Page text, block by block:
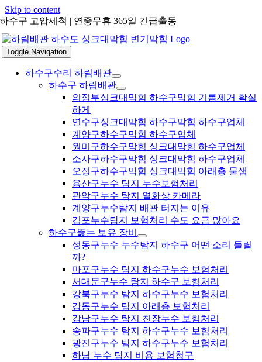
Skip to content
하수구 고압세척 | 연중무휴 365일 긴급출동
Toggle Navigation
하수구수리 하림배관
하수구 하림배관
의정부싱크대막힘 하수구막힘 기름제거 확실
하게
연수구싱크대막힘 하수구막힘 하수구업체
계양구하수구막힘 하수구업체
원미구하수구막힘 싱크대막힘 하수구업체
소사구하수구막힘 싱크대막힘 하수구업체
오정구하수구막힘 싱크대막힘 아래층 물샘
용산구누수 탐지 누수보험처리
관악구누수 탐지 열화상 카메라
계양구누수탐지 배관 터지는 이유
김포누수탐지 보험처리 수도 요금 많아요
하수구뚫는 보유 장비
성동구누수 누수탐지 하수구 어떤 소리 들릴
까?
마포구누수 탐지 하수구누수 보험처리
서대문구누수 탐지 하수구 보험처리
강북구누수 탐지 하수구누수 보험처리
강동구누수 탐지 아래층 보험처리
강남구누수 탐지 천장누수 보험처리
송파구누수 탐지 하수구누수 보험처리
광진구누수 탐지 하수구누수 보험처리
하남 누수 탐지 비용 보험청구